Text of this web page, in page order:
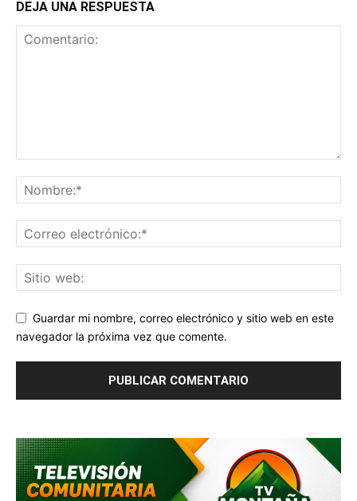
DEJA UNA RESPUESTA
Guardar mi nombre, correo electrónico y sitio web en este
navegador la próxima vez que comente.